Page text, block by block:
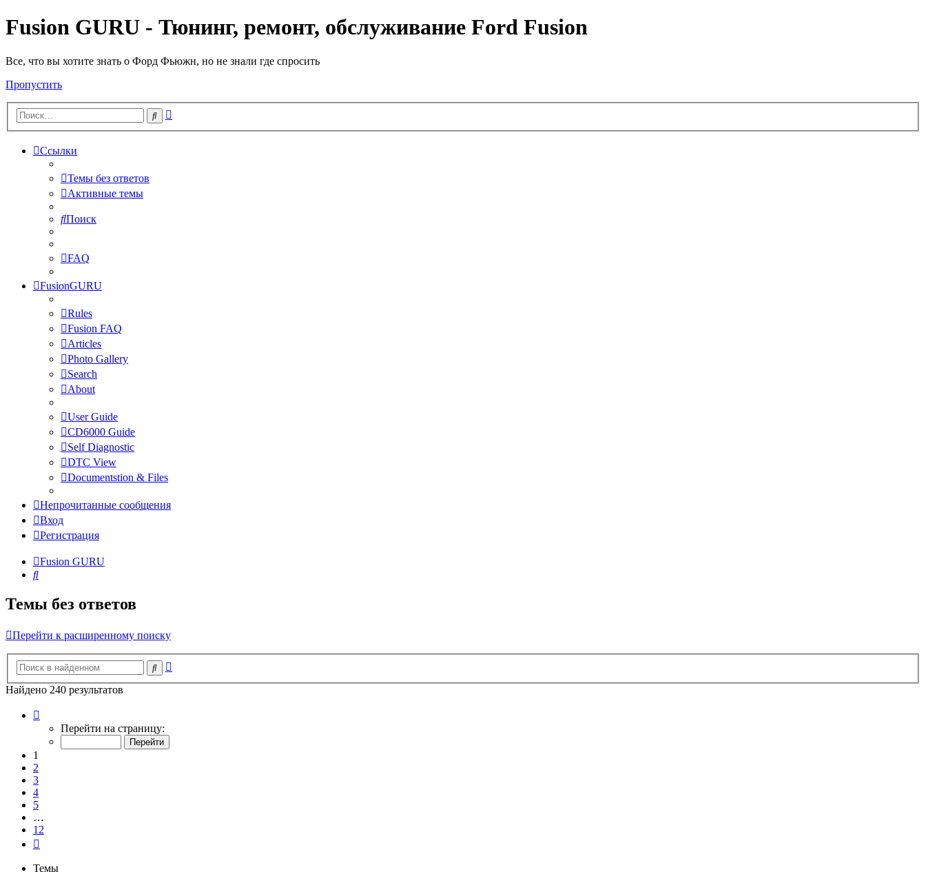
Fusion GURU - Тюнинг, ремонт, обслуживание Ford Fusion
Все, что вы хотите знать о Форд Фьюжн, но не знали где спросить
Пропустить
Поиск
Ссылки
Темы без ответов
Активные темы
Поиск
FAQ
FusionGURU
Rules
Fusion FAQ
Articles
Photo Gallery
Search
About
User Guide
CD6000 Guide
Self Diagnostic
DTC View
Documentstion & Files
Непрочитанные сообщения
Вход
Регистрация
Fusion GURU
Поиск
Темы без ответов
Перейти к расширенному поиску
Поиск
Найдено 240 результатов
Перейти на страницу:
1
2
3
4
5
…
12
Темы